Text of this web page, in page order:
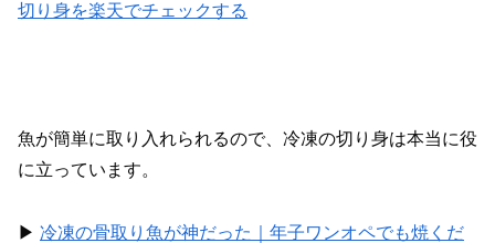
切り身を楽天でチェックする
魚が簡単に取り入れられるので、冷凍の切り身は本当に役
に立っています。
▶︎ 冷凍の骨取り魚が神だった｜年子ワンオペでも焼くだ